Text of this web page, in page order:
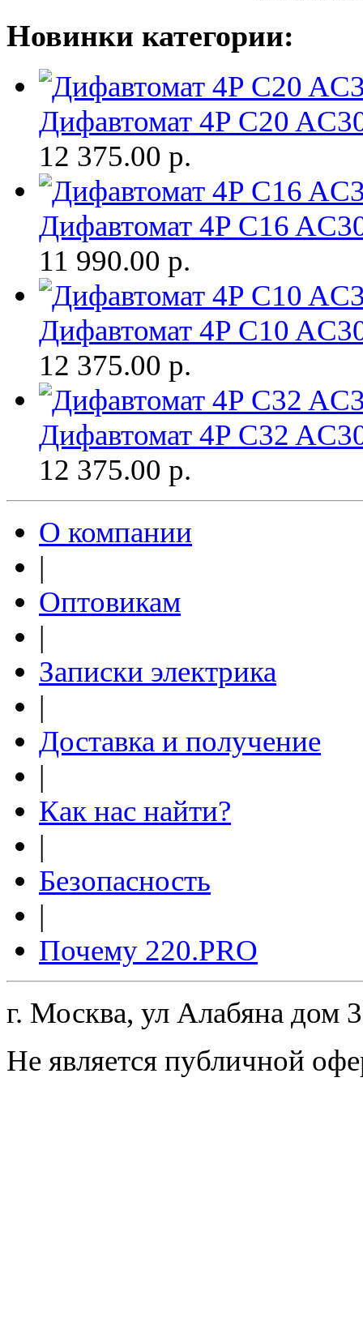
Новинки категории:
Дифавтомат 4P C20
12 375.00 р.
Дифавтомат 4P C16
11 990.00 р.
Дифавтомат 4P C10
12 375.00 р.
Дифавтомат 4P C32
12 375.00 р.
О компании
|
Оптовикам
|
Записки электрика
|
Доставка и получение
|
Как нас найти?
|
Безопасность
|
Почему 220.PRO
г. Москва, ул Алабяна дом
Не является публичной